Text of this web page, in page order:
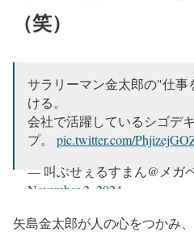
（笑）
サラリーマン金太郎の"仕
ける。
会社で活躍しているシゴデ
プ。 pic.twitter.com/
— 叫ぶせぇるすまん@メガ
November 2, 2024
矢島金太郎が人の心をつかみ